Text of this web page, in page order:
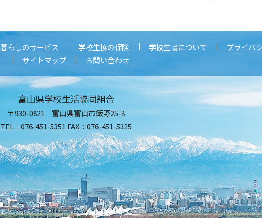
暮らしのサービス 学校生協の保険 学校生協について
プライバ
サイトマップ
お問い合わせ
富山県学校生活協同組合
〒930-0821 富山県富山市飯野25-8
TEL：076-451-5351 FAX：076-451-5325